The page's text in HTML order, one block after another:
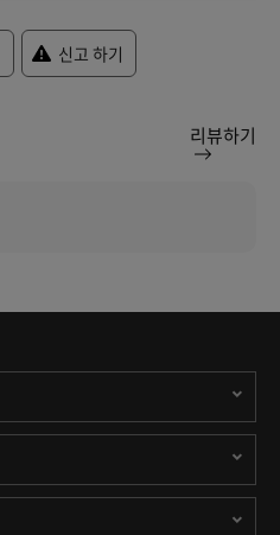
신고 하기
리뷰하기